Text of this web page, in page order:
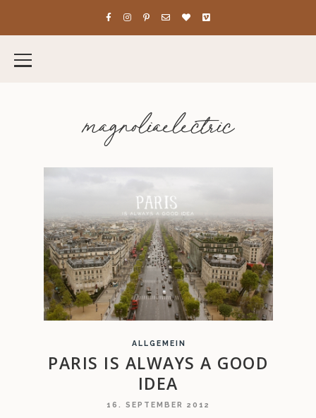
magnoliaelectric
ALLGEMEIN
PARIS IS ALWAYS A GOOD
IDEA
16. SEPTEMBER 2012